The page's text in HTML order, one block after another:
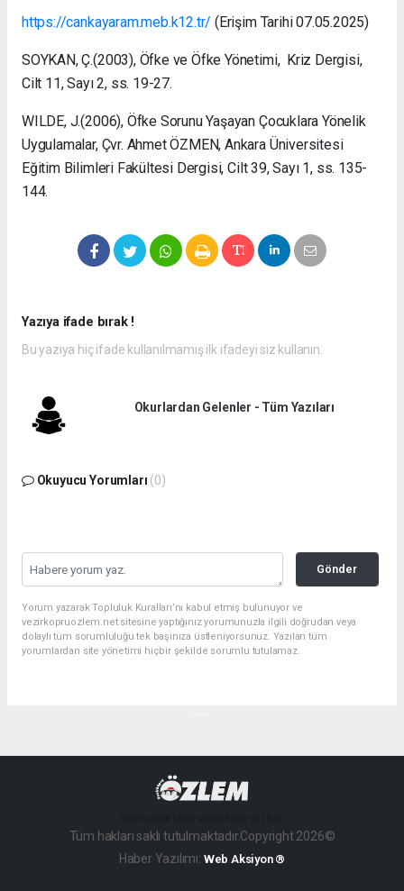
https://cankayaram.meb.k12.tr/ (Erişim Tarihi 07.05.2025)
SOYKAN, Ç.(2003), Öfke ve Öfke Yönetimi, Kriz Dergisi,
Cilt 11, Sayı 2, ss. 19-27.
WILDE, J.(2006), Öfke Sorunu Yaşayan Çocuklara Yönelik
Uygulamalar, Çvr. Ahmet ÖZMEN, Ankara Üniversitesi
Eğitim Bilimleri Fakültesi Dergisi, Cilt 39, Sayı 1, ss. 135-
144.
Yazıya ifade bırak !
Bu yazıya hiç ifade kullanılmamış ilk ifadeyi siz kullanın.
Okurlardan Gelenler - Tüm Yazıları
Okuyucu Yorumları (0)
Gönder
Yorum yazarak Topluluk Kuralları’nı kabul etmiş bulunuyor ve
vezirkopruozlem.net sitesine yaptığınız yorumunuzla ilgili doğrudan veya
dolaylı tüm sorumluluğu tek başınıza üstleniyorsunuz. Yazılan tüm
yorumlardan site yönetimi hiçbir şekilde sorumlu tutulamaz.
Tüm hakları saklı tutulmaktadır.Copyright 2026©
Haber Yazılımı: Web Aksiyon ®